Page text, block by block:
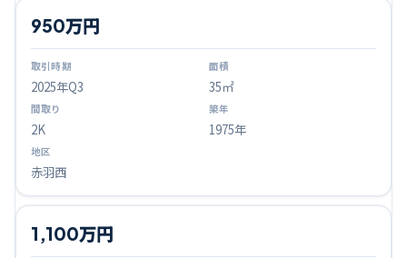
2025年Q3
950万円
35㎡
2K 1975年
赤羽西
1,100万円